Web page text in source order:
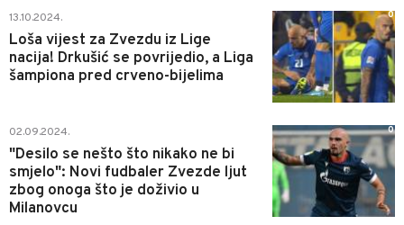
13.10.2024.
Loša vijest za Zvezdu iz Lige
nacija! Drkušić se povrijedio, a Liga
šampiona pred crveno-bijelima
0
02.09.2024.
"Desilo se nešto što nikako ne bi
smjelo": Novi fudbaler Zvezde ljut
zbog onoga što je doživio u
Milanovcu
0